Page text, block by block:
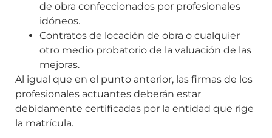
de obra confeccionados por profesionales
idóneos.
Contratos de locación de obra o cualquier
otro medio probatorio de la valuación de las
mejoras.
Al igual que en el punto anterior, las firmas de los
profesionales actuantes deberán estar
debidamente certificadas por la entidad que rige
la matrícula.